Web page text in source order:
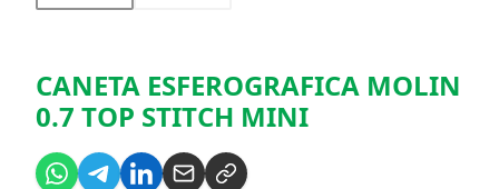
CANETA ESFEROGRAFICA MOLIN
0.7 TOP STITCH MINI